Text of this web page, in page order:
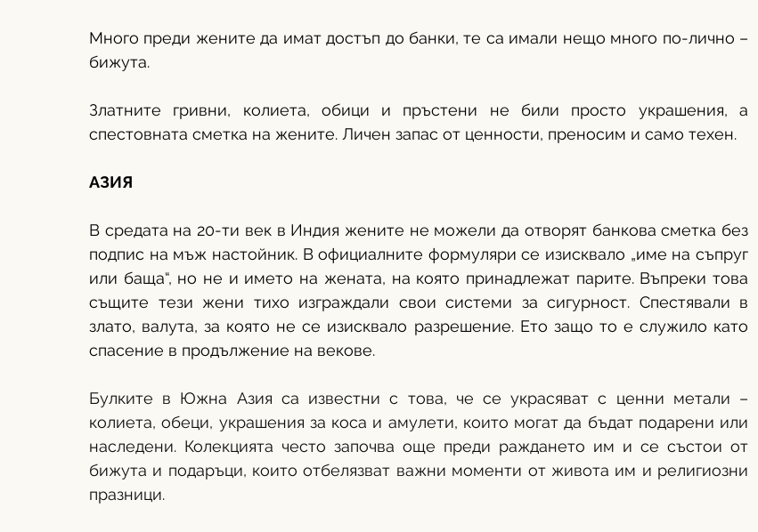
Много преди жените да имат достъп до банки, те са имали нещо много по-лично –
бижута.
Златните гривни, колиета, обици и пръстени не били просто украшения, а
спестовната сметка на жените. Личен запас от ценности, преносим и само техен.
АЗИЯ
В средата на 20-ти век в Индия жените не можели да отворят банкова сметка без
подпис на мъж настойник. В официалните формуляри се изисквало „име на съпруг
или баща“, но не и името на жената, на която принадлежат парите. Въпреки това
същите тези жени тихо изграждали свои системи за сигурност. Спестявали в
злато, валута, за която не се изисквало разрешение. Ето защо то е служило като
спасение в продължение на векове.
Булките в Южна Азия са известни с това, че се украсяват с ценни метали –
колиета, обеци, украшения за коса и амулети, които могат да бъдат подарени или
наследени. Колекцията често започва още преди раждането им и се състои от
бижута и подаръци, които отбелязват важни моменти от живота им и религиозни
празници.